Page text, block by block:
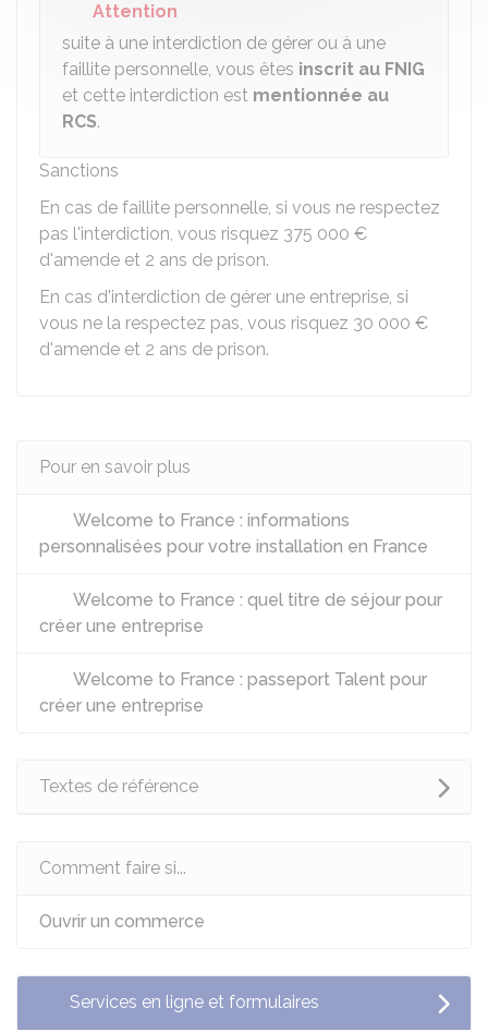
Attention
suite à une interdiction de gérer ou à une
faillite personnelle, vous êtes inscrit au FNIG
et cette interdiction est mentionnée au
RCS.
Sanctions
En cas de faillite personnelle, si vous ne respectez
pas l'interdiction, vous risquez 375 000 €
d'amende et 2 ans de prison.
En cas d'interdiction de gérer une entreprise, si
vous ne la respectez pas, vous risquez 30 000 €
d'amende et 2 ans de prison.
Pour en savoir plus
Welcome to France : informations
personnalisées pour votre installation en France
Welcome to France : quel titre de séjour pour
créer une entreprise
Welcome to France : passeport Talent pour
créer une entreprise
Textes de référence
Comment faire si...
Ouvrir un commerce
Services en ligne et formulaires